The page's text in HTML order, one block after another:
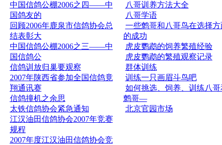
中国信鸽公棚2006之四——中
国鸽友的
回顾2006年鹿泉市信鸽协会总
结表彰大
中国信鸽公棚2006之三——中
国信鸽公
信鸽训放归巢要观察
2007年陕西省参加全国信鸽竟
翔通讯赛
信鸽撞机之余思
太铁信鸽协会紧急通知
江汉油田信鸽协会2007年竞赛
规程
2007年度江汉油田信鸽协会竞
八哥训养方法大全
八哥学语
一些鹩哥和八哥鸟在选择方
的成功
虎皮鹦鹉的饲养繁殖经验
虎皮鹦鹉的繁殖观察记录
群体训练
训练一只画眉斗鸟吧
如何挑选、饲养、训练八哥
鹩哥—
北京官园市场